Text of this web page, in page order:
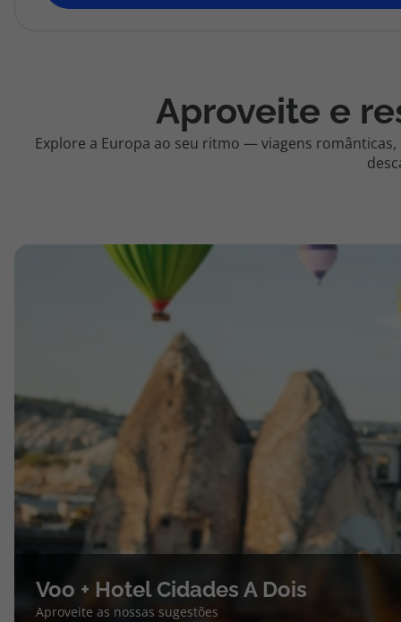
topatlantico@topatlantico.com
Aproveite e
Explore a Europa ao seu ritmo — viagens
Voo + Hotel Cidades A Dois
Aproveite as nossas sugestões